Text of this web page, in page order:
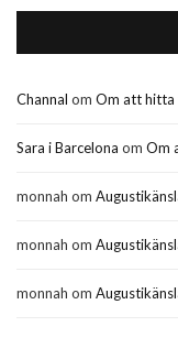
Channal om Om att hitta
Sara i Barcelona om Om
monnah om
monnah om
monnah om